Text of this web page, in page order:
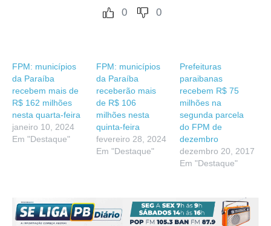
0 0
FPM: municípios
da Paraíba
recebem mais de
R$ 162 milhões
nesta quarta-feira
janeiro 10, 2024
Em "Destaque"
FPM: municípios
da Paraíba
receberão mais
de R$ 106
milhões nesta
quinta-feira
fevereiro 28, 2024
Em "Destaque"
Prefeituras
paraibanas
recebem R$ 75
milhões na
segunda parcela
do FPM de
dezembro
dezembro 20, 2017
Em "Destaque"